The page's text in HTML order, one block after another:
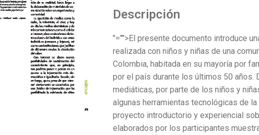
Descripción
"="">El presente documento introduce
realizada con niños y niñas de una
Colombia, habitada en su mayoría por
por el país durante los últimos 50 años.
mediáticas, por parte de los niños y
algunas herramientas tecnológicas de
proyecto introductorio y experiencial
elaborados por los participantes